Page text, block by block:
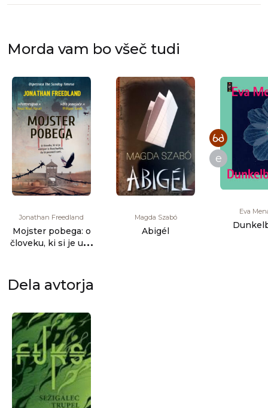
Morda vam bo všeč tudi
Jonathan Freedland
Mojster pobega: o
človeku, ki si je utrl
Magda Szabó
Abigél
e
Eva
Dela avtorja